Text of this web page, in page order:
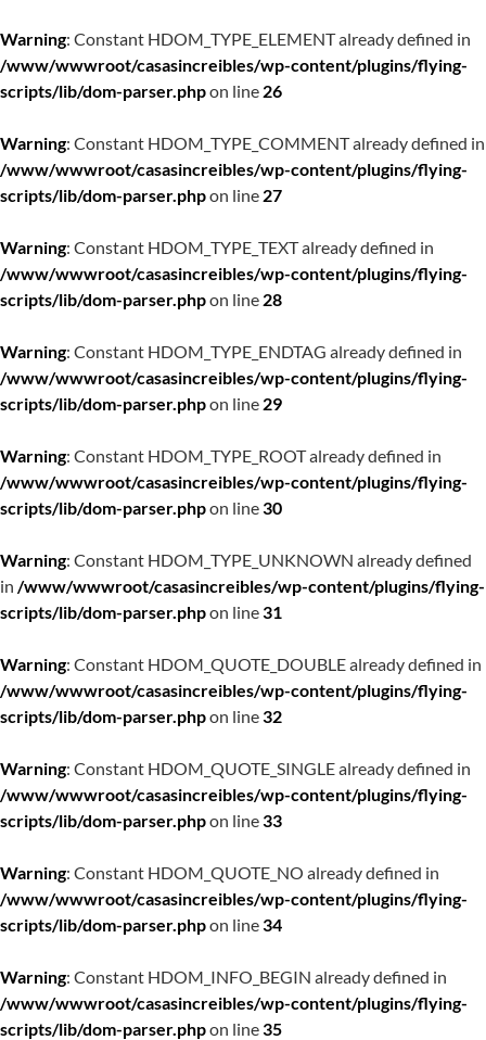
Warning: Constant HDOM_TYPE_ELEMENT already defined in
/www/wwwroot/casasincreibles/wp-content/plugins/flying-
scripts/lib/dom-parser.phpon line 26
Warning: Constant HDOM_TYPE_COMMENT already defined in
/www/wwwroot/casasincreibles/wp-content/plugins/flying-
scripts/lib/dom-parser.phpon line 27
Warning: Constant HDOM_TYPE_TEXT already defined in
/www/wwwroot/casasincreibles/wp-content/plugins/flying-
scripts/lib/dom-parser.phpon line 28
Warning: Constant HDOM_TYPE_ENDTAG already defined in
/www/wwwroot/casasincreibles/wp-content/plugins/flying-
scripts/lib/dom-parser.phpon line 29
Warning: Constant HDOM_TYPE_ROOT already defined in
/www/wwwroot/casasincreibles/wp-content/plugins/flying-
scripts/lib/dom-parser.phpon line30
Warning: Constant HDOM_TYPE_UNKNOWN already defined
in /www/wwwroot/casasincreibles/wp-content/plugins/flying-
scripts/lib/dom-parser.phpon line31
Warning: Constant HDOM_QUOTE_DOUBLE already defined in
/www/wwwroot/casasincreibles/wp-content/plugins/flying-
scripts/lib/dom-parser.phpon line32
Warning: Constant HDOM_QUOTE_SINGLE already defined in
/www/wwwroot/casasincreibles/wp-content/plugins/flying-
scripts/lib/dom-parser.phpon line33
Warning: Constant HDOM_QUOTE_NO already defined in
/www/wwwroot/casasincreibles/wp-content/plugins/flying-
scripts/lib/dom-parser.phpon line34
Warning: Constant HDOM_INFO_BEGIN already defined in
/www/wwwroot/casasincreibles/wp-content/plugins/flying-
scripts/lib/dom-parser.phpon line35